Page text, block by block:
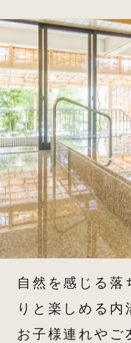
自然を感じる落
りと楽しめる内
お子様連れやご